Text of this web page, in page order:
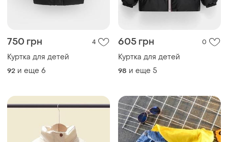
750 грн 4
Куртка для детей
92 и еще 6
605 грн 0
Куртка для детей
98 и еще 5